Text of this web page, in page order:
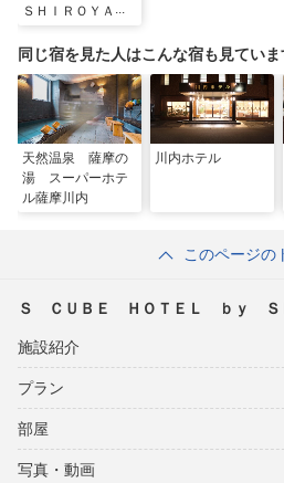
ＳＨＩＲＯＹＡＭ
同じ宿を見た人はこんな宿も見ていま
天然温泉 薩摩の
湯 スーパーホテ
ル薩摩川内
川内ホテル
このページの
Ｓ ＣＵＢＥ ＨＯＴＥＬ ｂｙ Ｓ
施設紹介
プラン
部屋
写真・動画